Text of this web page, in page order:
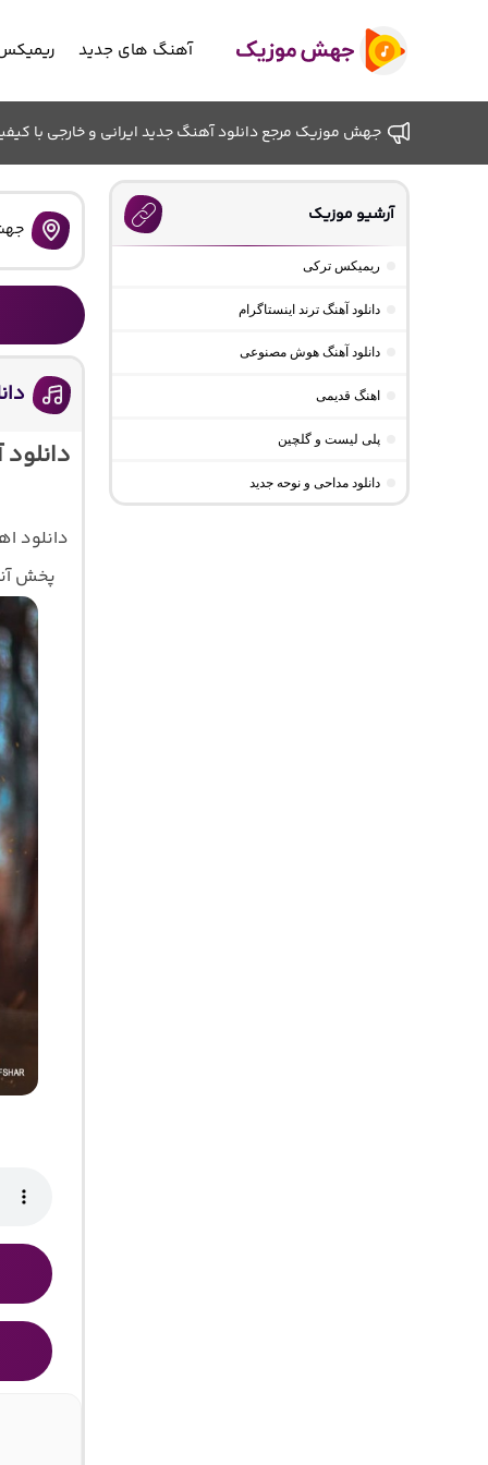
آهنگ های جدید
جهش موزیک مرجع دانلود آهنگ جدید ایرانی و خارجی با
دانلود
پخش
آرشیو موزیک
ریمیکس ترکی
دانلود آهنگ ترند اینستاگرام
دانلود آهنگ هوش مصنوعی
اهنگ قدیمی
پلی لیست و گلچین
دانلود مداحی و نوحه جدید